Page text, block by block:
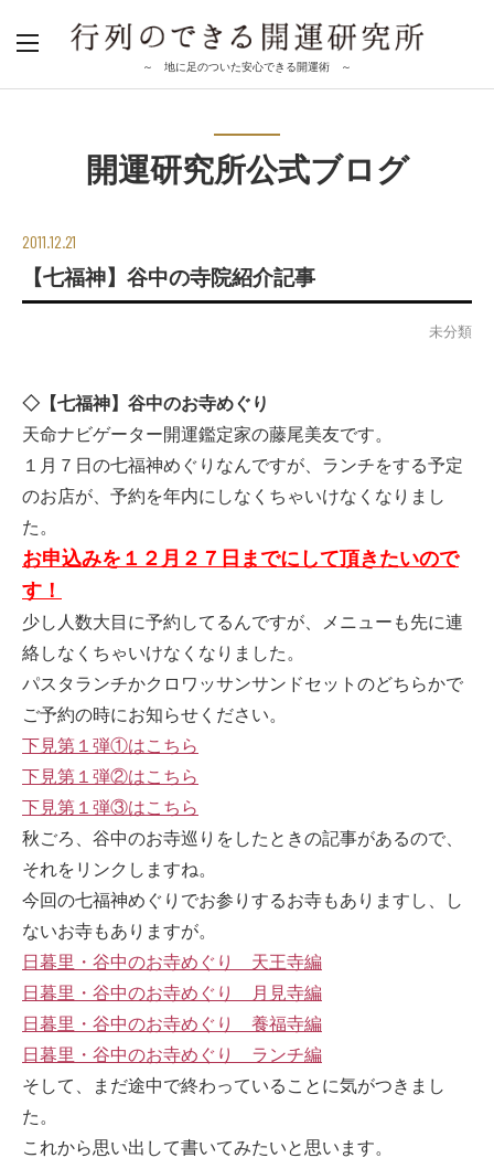
～ 地に足のついた安心できる開運術 ～
開運研究所公式ブログ
2011.12.21
【七福神】谷中の寺院紹介記事
未分類
◇【七福神】谷中のお寺めぐり
天命ナビゲーター開運鑑定家の藤尾美友です。
１月７日の七福神めぐりなんですが、ランチをする予定
のお店が、予約を年内にしなくちゃいけなくなりまし
た。
お申込みを１２月２７日までにして頂きたいので
す！
少し人数大目に予約してるんですが、メニューも先に連
絡しなくちゃいけなくなりました。
パスタランチかクロワッサンサンドセットのどちらかで
ご予約の時にお知らせください。
下見第１弾①はこちら
下見第１弾②はこちら
下見第１弾③はこちら
秋ごろ、谷中のお寺巡りをしたときの記事があるので、
それをリンクしますね。
今回の七福神めぐりでお参りするお寺もありますし、し
ないお寺もありますが。
日暮里・谷中のお寺めぐり 天王寺編
日暮里・谷中のお寺めぐり 月見寺編
日暮里・谷中のお寺めぐり 養福寺編
日暮里・谷中のお寺めぐり ランチ編
そして、まだ途中で終わっていることに気がつきまし
た。
これから思い出して書いてみたいと思います。